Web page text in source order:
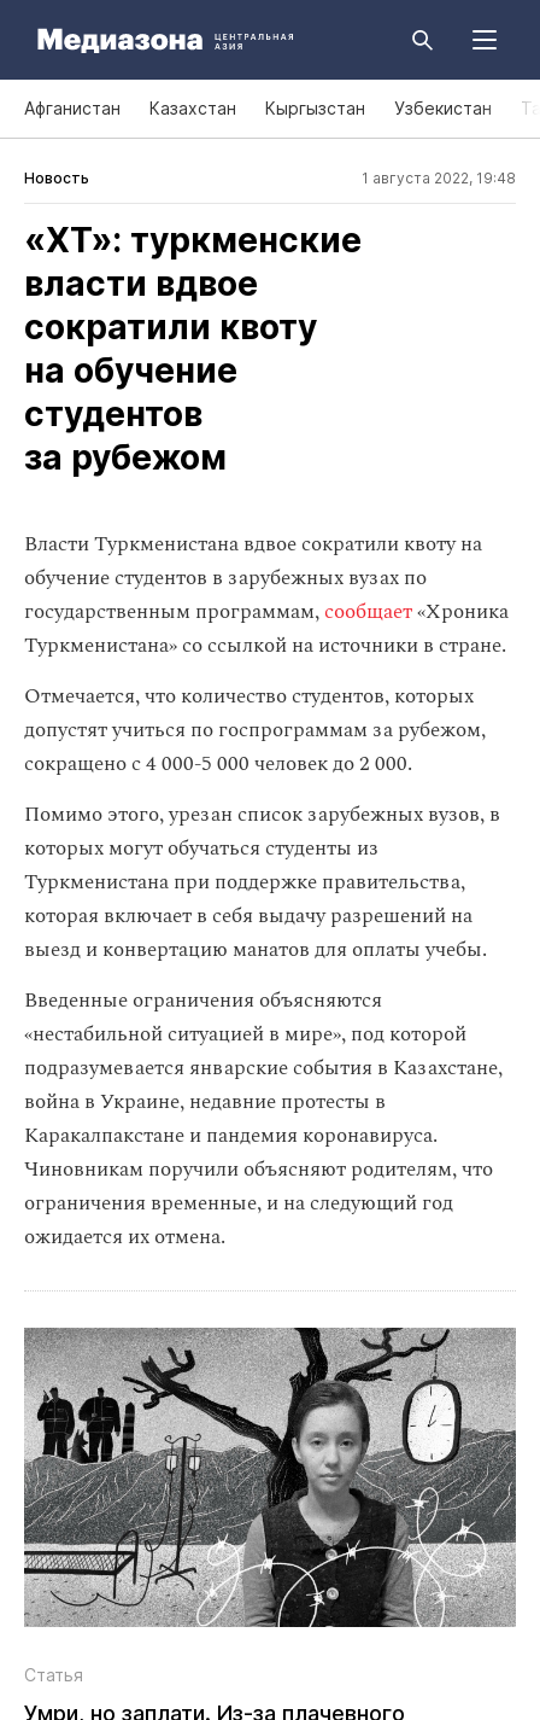
Афганистан Казахстан Кыргызстан Узбекистан
Новость 1 августа 2022, 19:48
«ХТ»: туркменские
власти вдвое
сократили квоту
на обучение
студентов
за рубежом
Власти Туркменистана вдвое сократили квоту на
обучение студентов в зарубежных вузах по
государственным программам,сообщает«Хроника
Туркменистана» со ссылкой на источники в стране.
Отмечается, что количество студентов, которых
допустят учиться по госпрограммам за рубежом,
сокращено c 4 000-5 000 человек до 2 000.
Помимо этого, урезан список зарубежных вузов, в
которых могут обучаться студенты из
Туркменистана при поддержке правительства,
которая включает в себя выдачу разрешений на
выезд и конвертацию манатов для оплаты учебы.
Введенные ограничения объясняются
«нестабильной ситуацией в мире», под которой
подразумевается январские события в Казахстане,
война в Украине, недавние протесты в
Каракалпакстане и пандемия коронавируса.
Чиновникам поручили объясняют родителям, что
ограничения временные, и на следующий год
ожидается их отмена.
Статья
Умри, но заплати. Из‑за плачевного